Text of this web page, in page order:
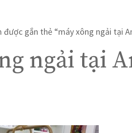
được gắn thẻ “máy xông ngải tại
ngải tại